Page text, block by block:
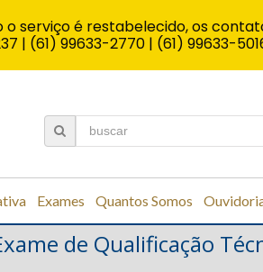
Exames Quantos Somos
de Qualificação
é restabelecido, os
| (61) 99633-2770 | (61) 99633-